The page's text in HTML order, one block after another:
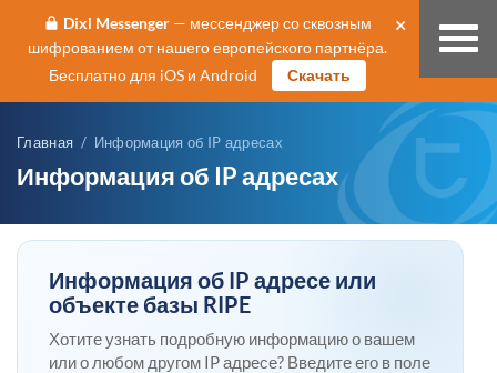
Dixl Messenger — мессенджер со сквозным
шифрованием от нашего европейского партнёра.
Бесплатно для iOS и Android
Скачать
×
Главная / Информация об IP адресах
Информация об IP адресах
Информация об IP адресе или
объекте базы RIPE
Хотите узнать подробную информацию о вашем
или о любом другом IP адресе? Введите его в поле